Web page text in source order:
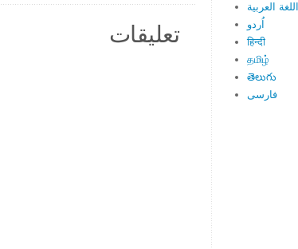
تعليقات
اللغة العربية
اُردو
हिन्दी
தமிழ்
తెలుగు
فارسی